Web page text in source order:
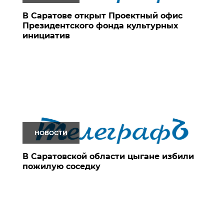
В Саратове открыт Проектный офис
Президентского фонда культурных
инициатив
НОВОСТИ
В Саратовской области цыгане избили
пожилую соседку